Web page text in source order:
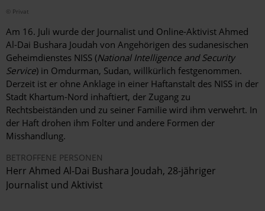
© Privat
Am 16. Juli wurde der Journalist und Online-Aktivist Ahmed
Al-Dai Bushara Joudah von Angehörigen des sudanesischen
Geheimdienstes NISS (National Intelligence and Security
Service) in Omdurman, Sudan, willkürlich festgenommen.
Derzeit ist er ohne Anklage in einer Haftanstalt des NISS in der
Stadt Khartum-Nord inhaftiert, der Zugang zu
Rechtsbeiständen und zu seiner Familie wird ihm verwehrt. In
der Haft drohen ihm Folter und andere Formen der
Misshandlung.
BETROFFENE PERSONEN
Herr Ahmed Al-Dai Bushara Joudah, 28-jähriger
Journalist und Aktivist